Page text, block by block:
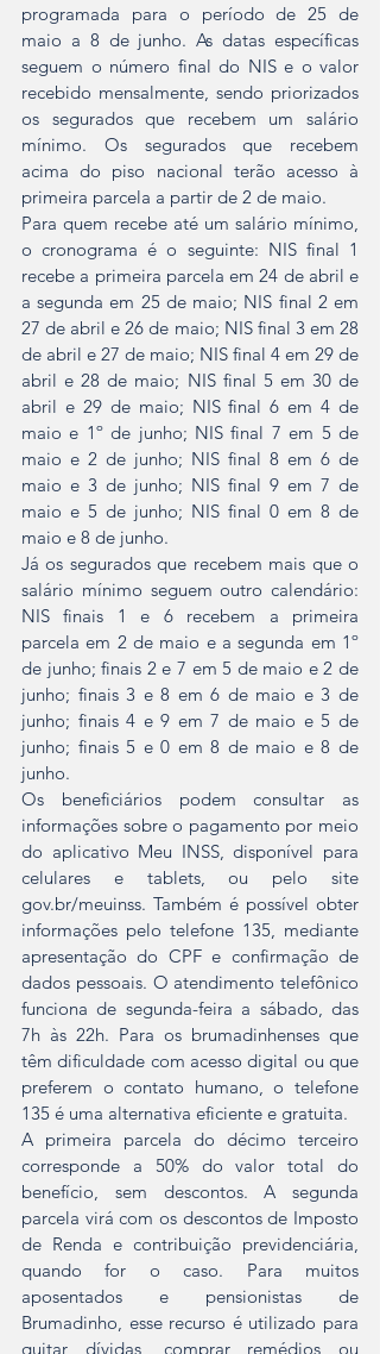
programada para o período de 25 de
maio a 8 de junho. As datas específicas
seguem o número final do NIS e o valor
recebido mensalmente, sendo priorizados
os segurados que recebem um salário
mínimo. Os segurados que recebem
acima do piso nacional terão acesso à
primeira parcela a partir de 2 de maio.
Para quem recebe até um salário mínimo,
o cronograma é o seguinte: NIS final 1
recebe a primeira parcela em 24 de abril e
a segunda em 25 de maio; NIS final 2 em
27 de abril e 26 de maio; NIS final 3 em 28
de abril e 27 de maio; NIS final 4 em 29 de
abril e 28 de maio; NIS final 5 em 30 de
abril e 29 de maio; NIS final 6 em 4 de
maio e 1º de junho; NIS final 7 em 5 de
maio e 2 de junho; NIS final 8 em 6 de
maio e 3 de junho; NIS final 9 em 7 de
maio e 5 de junho; NIS final 0 em 8 de
maio e 8 de junho.
Já os segurados que recebem mais que o
salário mínimo seguem outro calendário:
NIS finais 1 e 6 recebem a primeira
parcela em 2 de maio e a segunda em 1º
de junho; finais 2 e 7 em 5 de maio e 2 de
junho; finais 3 e 8 em 6 de maio e 3 de
junho; finais 4 e 9 em 7 de maio e 5 de
junho; finais 5 e 0 em 8 de maio e 8 de
junho.
Os beneficiários podem consultar as
informações sobre o pagamento por meio
do aplicativo Meu INSS, disponível para
celulares e tablets, ou pelo site
gov.br/meuinss. Também é possível obter
informações pelo telefone 135, mediante
apresentação do CPF e confirmação de
dados pessoais. O atendimento telefônico
funciona de segunda-feira a sábado, das
7h às 22h. Para os brumadinhenses que
têm dificuldade com acesso digital ou que
preferem o contato humano, o telefone
135 é uma alternativa eficiente e gratuita.
A primeira parcela do décimo terceiro
corresponde a 50% do valor total do
benefício, sem descontos. A segunda
parcela virá com os descontos de Imposto
de Renda e contribuição previdenciária,
quando for o caso. Para muitos
aposentados e pensionistas de
Brumadinho, esse recurso é utilizado para
quitar dívidas, comprar remédios ou